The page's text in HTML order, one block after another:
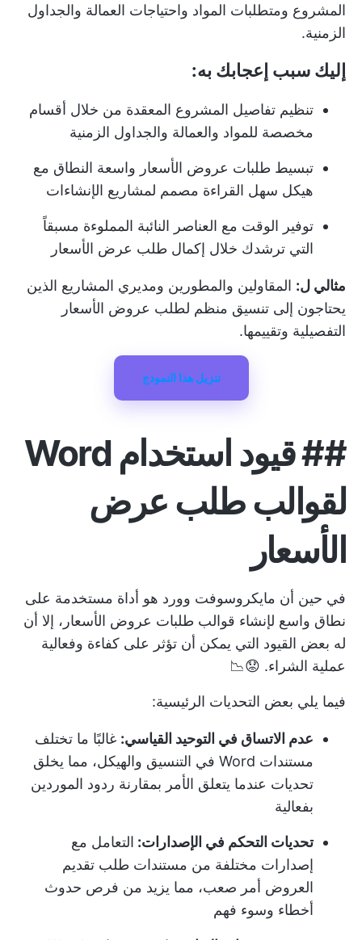
المشروع ومتطلبات المواد واحتياجات العمالة والجداول
الزمنية.
إليك سبب إعجابك به:
تنظيم تفاصيل المشروع المعقدة من خلال أقسام
مخصصة للمواد والعمالة والجداول الزمنية
تبسيط طلبات عروض الأسعار واسعة النطاق مع
هيكل سهل القراءة مصمم لمشاريع الإنشاءات
توفير الوقت مع العناصر النائبة المملوءة مسبقاً
التي ترشدك خلال إكمال طلب عرض الأسعار
مثالي ل: المقاولين والمطورين ومديري المشاريع الذين
يحتاجون إلى تنسيق منظم لطلب عروض الأسعار
التفصيلية وتقييمها.
تنزيل هذا النموذج
##
قيود استخدام Word
لقوالب طلب عرض
الأسعار
في حين أن مايكروسوفت وورد هو أداة مستخدمة على
نطاق واسع لإنشاء قوالب طلبات عروض الأسعار، إلا أن
له بعض القيود التي يمكن أن تؤثر على كفاءة وفعالية
عملية الشراء. 😟📉
فيما يلي بعض التحديات الرئيسية:
عدم الاتساق في التوحيد القياسي: غالبًا ما تختلف
مستندات Word في التنسيق والهيكل، مما يخلق
تحديات عندما يتعلق الأمر بمقارنة ردود الموردين
بفعالية
تحديات التحكم في الإصدارات: التعامل مع
إصدارات مختلفة من مستندات طلب تقديم
العروض أمر صعب، مما يزيد من فرص حدوث
أخطاء وسوء فهم